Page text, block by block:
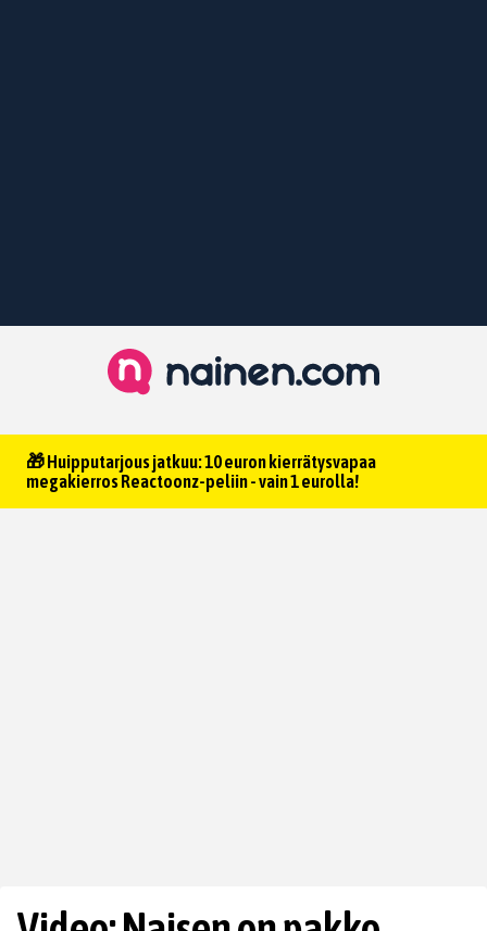
🎁 Huipputarjous jatkuu: 10 euron kierrätysvapaa
megakierros Reactoonz-peliin - vain 1 eurolla!